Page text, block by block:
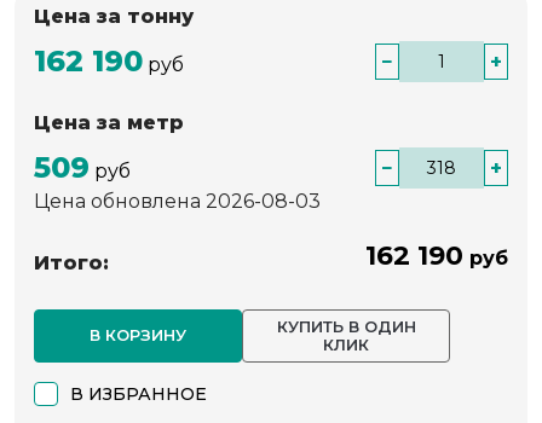
Цена за тонну
162 190 руб − +
Цена за метр
509 руб −
+
Цена обновлена 2026-08-03
Итого: 162 190 руб
В КОРЗИНУ
КУПИТЬ В ОДИН
КЛИК
В ИЗБРАННОЕ